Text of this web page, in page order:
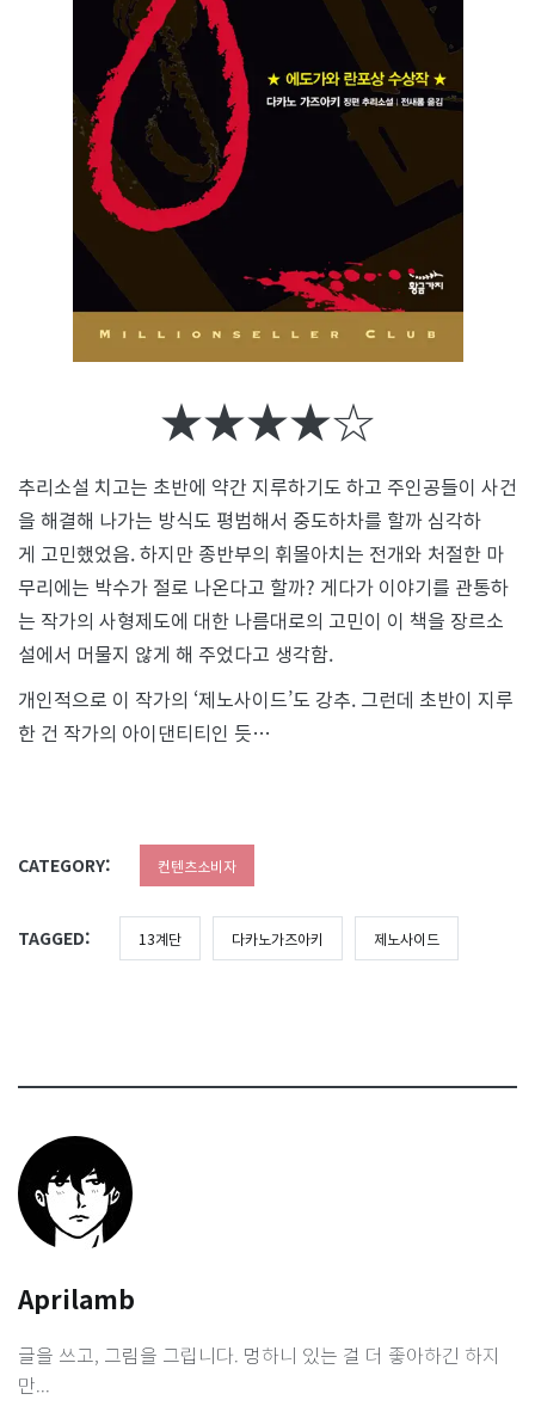
★★★★☆
추리소설 치고는 초반에 약간 지루하기도 하고 주인공들이 사건
을 해결해 나가는 방식도 평범해서 중도하차를 할까 심각하
게 고민했었음. 하지만 종반부의 휘몰아치는 전개와 처절한 마
무리에는 박수가 절로 나온다고 할까? 게다가 이야기를 관통하
는 작가의 사형제도에 대한 나름대로의 고민이 이 책을 장르소
설에서 머물지 않게 해 주었다고 생각함.
개인적으로 이 작가의 ‘제노사이드’도 강추. 그런데 초반이 지루
한 건 작가의 아이댄티티인 듯…
CATEGORY: 컨텐츠소비자
TAGGED: 13계단 다카노가즈아키 제노사이드
Aprilamb
글을 쓰고, 그림을 그립니다. 멍하니 있는 걸 더 좋아하긴 하지
만...